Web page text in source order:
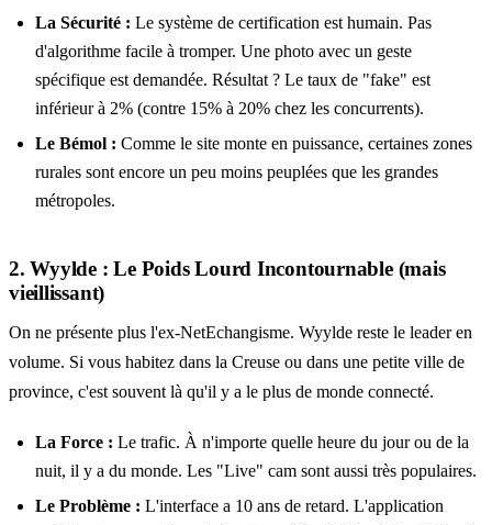
La Sécurité : Le système de certification est humain. Pas
d'algorithme facile à tromper. Une photo avec un geste
spécifique est demandée. Résultat ? Le taux de "fake" est
inférieur à 2% (contre 15% à 20% chez les concurrents).
Le Bémol : Comme le site monte en puissance, certaines zones
rurales sont encore un peu moins peuplées que les grandes
métropoles.
2. Wyylde : Le Poids Lourd Incontournable (mais
vieillissant)
On ne présente plus l'ex-NetEchangisme. Wyylde reste le leader en
volume. Si vous habitez dans la Creuse ou dans une petite ville de
province, c'est souvent là qu'il y a le plus de monde connecté.
La Force : Le trafic. À n'importe quelle heure du jour ou de la
nuit, il y a du monde. Les "Live" cam sont aussi très populaires.
Le Problème : L'interface a 10 ans de retard. L'application